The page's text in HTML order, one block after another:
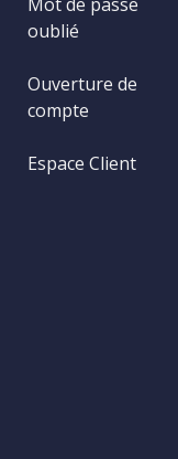
Mot de passe
oublié
Ouverture de
compte
Espace Client